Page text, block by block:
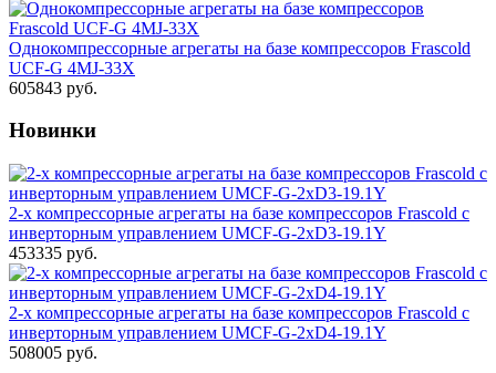
Однокомпрессорные агрегаты на базе компрессоров Frascold
UCF-G 4MJ-33X
605843 руб.
Новинки
2-х компрессорные агрегаты на базе компрессоров Frascold с
инверторным управлением UMCF-G-2xD3-19.1Y
453335 руб.
2-х компрессорные агрегаты на базе компрессоров Frascold с
инверторным управлением UMCF-G-2xD4-19.1Y
508005 руб.